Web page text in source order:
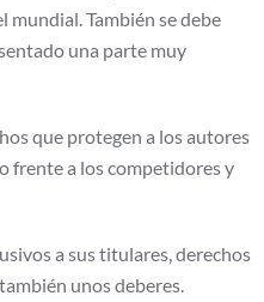
También se debe
una parte muy
que protegen a los autores
frente a los competidores y
a sus titulares, derechos
unos deberes.